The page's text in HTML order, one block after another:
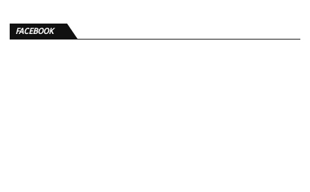
FACEBOOK